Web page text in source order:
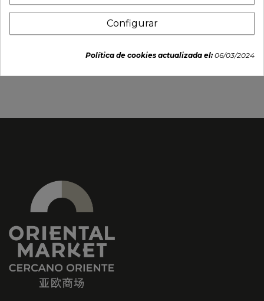
Palillo Set x5 pares "caja-
SOPORTE P/PALILLO
Configurar
Política de cookies actualizada el:06/03/2024